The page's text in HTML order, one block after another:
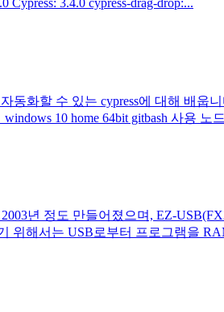
Cypress: 3.4.0 cypress-drag-drop:...
화할 수 있는 cypress에 대해 배웁
10 home 64bit gitbash 사용
년 정도 만들어졌으며, EZ-
위해서는 USB로부터 프로그램을